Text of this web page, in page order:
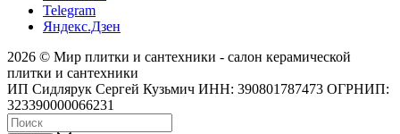
Telegram
Яндекс.Дзен
2026 © Мир плитки и сантехники - салон керамической
плитки и сантехники
ИП Сидлярук Сергей Кузьмич ИНН: 390801787473 ОГРНИП:
323390000066231